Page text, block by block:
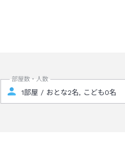
部屋数・人数